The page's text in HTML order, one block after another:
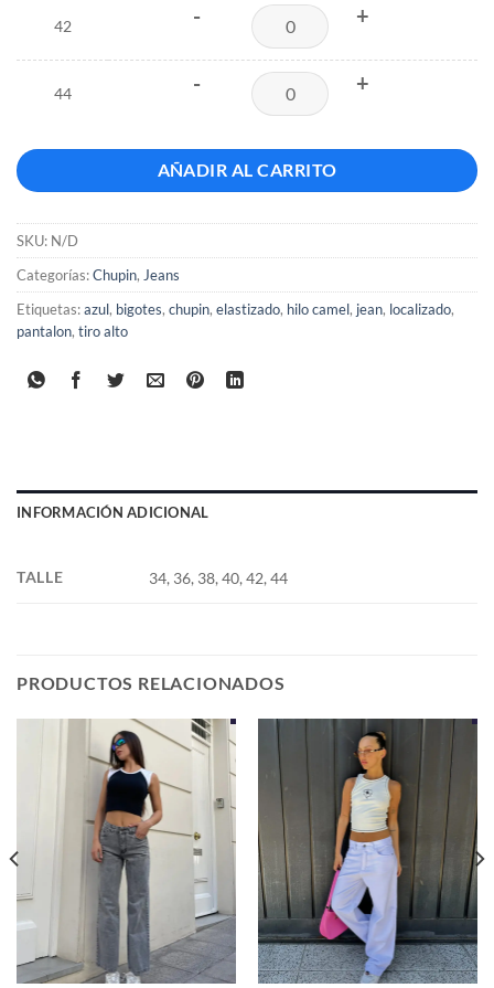
42 - +
44 - +
AÑADIR AL CARRITO
SKU: N/D
Categorías:Chupin, Jeans
Etiquetas:azul, bigotes, chupin, elastizado, hilo camel, jean, localizado,
pantalon, tiro alto
INFORMACIÓN ADICIONAL
TALLE 34, 36, 38, 40, 42, 44
PRODUCTOS RELACIONADOS